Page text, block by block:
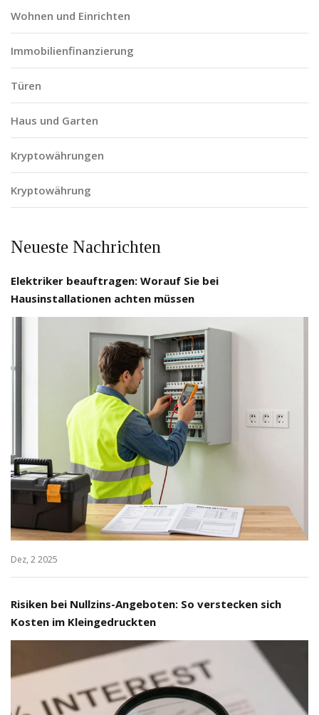
Wohnen und Einrichten
Immobilienfinanzierung
Türen
Haus und Garten
Kryptowährungen
Kryptowährung
Neueste Nachrichten
Elektriker beauftragen: Worauf Sie bei
Hausinstallationen achten müssen
Dez, 2 2025
Risiken bei Nullzins-Angeboten: So verstecken sich
Kosten im Kleingedruckten